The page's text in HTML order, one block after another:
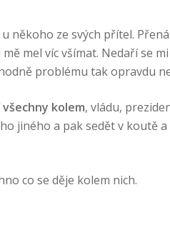
někoho ze svých přítel.
mel víc všímat. Nedaří se
problému tak opravdu
kolem, vládu,
jiného a pak sedět v koutě
co se děje kolem nich.